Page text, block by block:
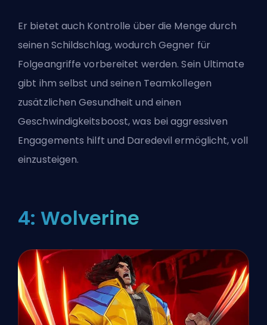
Er bietet auch Kontrolle über die Menge durch
seinen Schildschlag, wodurch Gegner für
Folgeangriffe vorbereitet werden. Sein Ultimate
gibt ihm selbst und seinen Teamkollegen
zusätzlichen Gesundheit und einen
Geschwindigkeitsboost, was bei aggressiven
Engagements hilft und Daredevil ermöglicht, voll
einzusteigen.
4: Wolverine